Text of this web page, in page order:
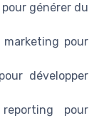
générer du
pour
développer
pour